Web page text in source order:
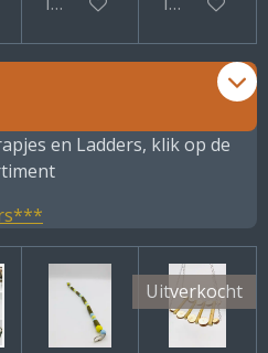
en Ladders, klik op de
Uitverkocht